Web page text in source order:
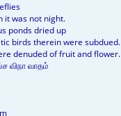
it was not night.
ponds dried up
birds therein were subdued.
denuded of fruit and flower.
விநா வாதம்